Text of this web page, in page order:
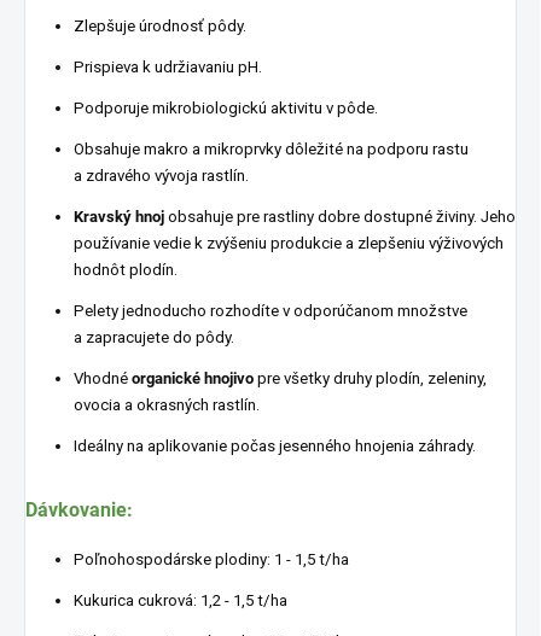
Zlepšuje úrodnosť pôdy.
Prispieva k udržiavaniu pH.
Podporuje mikrobiologickú aktivitu v pôde.
Obsahuje makro a mikroprvky dôležité na podporu rastu
a zdravého vývoja rastlín.
Kravský hnoj obsahuje pre rastliny dobre dostupné živiny. Jeho
používanie vedie k zvýšeniu produkcie a zlepšeniu výživových
hodnôt plodín.
Pelety jednoducho rozhodíte v odporúčanom množstve
a zapracujete do pôdy.
Vhodné organické hnojivo pre všetky druhy plodín, zeleniny,
ovocia a okrasných rastlín.
Ideálny na aplikovanie počas jesenného hnojenia záhrady.
Dávkovanie:
Poľnohospodárske plodiny: 1 - 1,5 t/ha
Kukurica cukrová: 1,2 - 1,5 t/ha